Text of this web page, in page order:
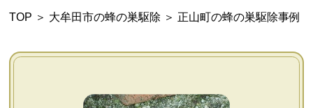
TOP ＞ 大牟田市の蜂の巣駆除 ＞ 正山町の蜂の巣駆除事例